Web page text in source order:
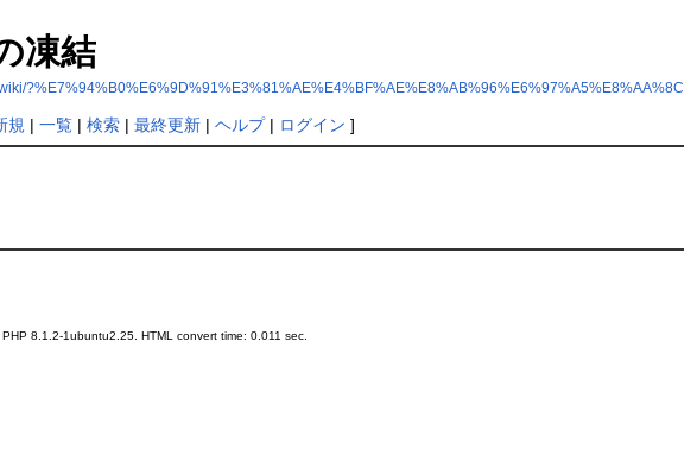
凍結
?%E7%94%B0%E6%9D%91%E3%81%AE%E4%BF%AE%E8%AB%96%E6%97%A5%E8%AA%8C
規 | 一覧| 検索| 最終更新| ヘルプ| ログイン ]
8.1.2-1ubuntu2.25. HTML convert time: 0.011 sec.